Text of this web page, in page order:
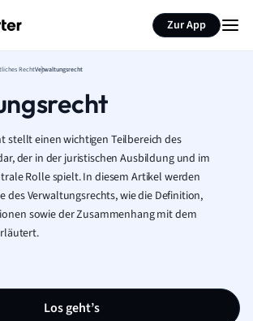
Zur App
RechtVerwaltungsrecht
stellt einen wichtigen Teilbereich des
der in der juristischen Ausbildung und im
Rolle spielt. In diesem Artikel werden
des Verwaltungsrechts, wie die Definition,
sowie der Zusammenhang mit dem
Los geht’s